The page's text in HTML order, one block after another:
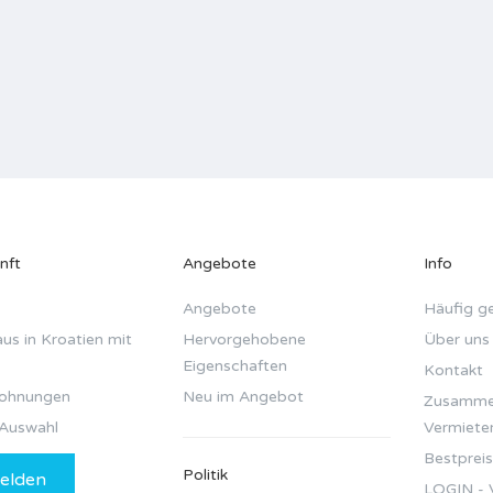
in Kroatien mit
Angebote
Angebote
Hervorgehobene
Eigenschaften
Neu im Angebot
Politik
Info
Häufig
Über uns
Kontakt
LOGIN -